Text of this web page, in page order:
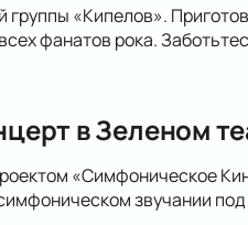
«Кипелов».
фанатов рока.
в Зеленом
«Симфоническое
звучании